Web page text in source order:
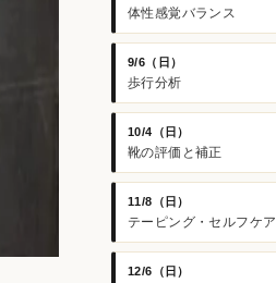
体性感覚バランス
9/6（日）
歩行分析
10/4（日）
靴の評価と補正
11/8（日）
テーピング・セルフケア
12/6（日）